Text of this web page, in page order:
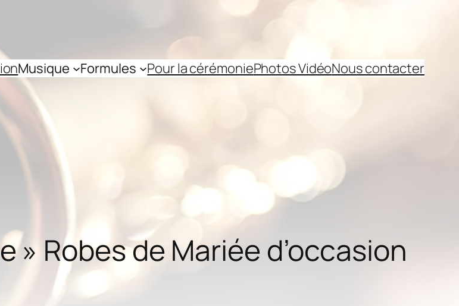
Musique Formules Pour la cérémoniePhotos VidéoNous contacter
» Robes de Mariée d’occasion